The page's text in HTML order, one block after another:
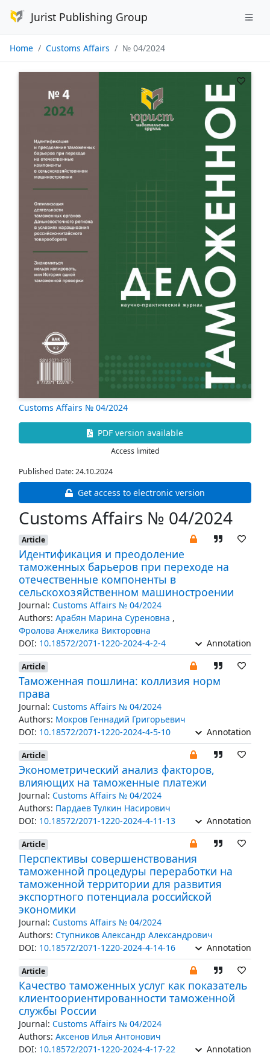
Jurist Publishing Group
Home Customs Affairs № 04/2024
Customs Affairs № 04/2024
PDF version available
Access limited
Published Date: 24.10.2024
Get access to electronic version
Customs Affairs № 04/2024
Article
Идентификация и преодоление
таможенных барьеров при переходе на
отечественные компоненты в
сельскохозяйственном машиностроении
Journal: Customs Affairs № 04/2024
Authors: Арабян Марина Суреновна ,
Фролова Анжелика Викторовна
DOI: 10.18572/2071-1220-2024-4-2-4 Annotation
Article
Таможенная пошлина: коллизия норм
права
Journal: Customs Affairs № 04/2024
Authors: Мокров Геннадий Григорьевич
DOI: 10.18572/2071-1220-2024-4-5-10 Annotation
Article
Эконометрический анализ факторов,
влияющих на таможенные платежи
Journal: Customs Affairs № 04/2024
Authors: Пардаев Тулкин Насирович
DOI: 10.18572/2071-1220-2024-4-11-13 Annotation
Article
Перспективы совершенствования
таможенной процедуры переработки на
таможенной территории для развития
экспортного потенциала российской
экономики
Journal: Customs Affairs № 04/2024
Authors: Ступников Александр Александрович
DOI: 10.18572/2071-1220-2024-4-14-16 Annotation
Article
Качество таможенных услуг как показатель
клиентоориентированности таможенной
службы России
Journal: Customs Affairs № 04/2024
Authors: Аксенов Илья Антонович
DOI: 10.18572/2071-1220-2024-4-17-22 Annotation